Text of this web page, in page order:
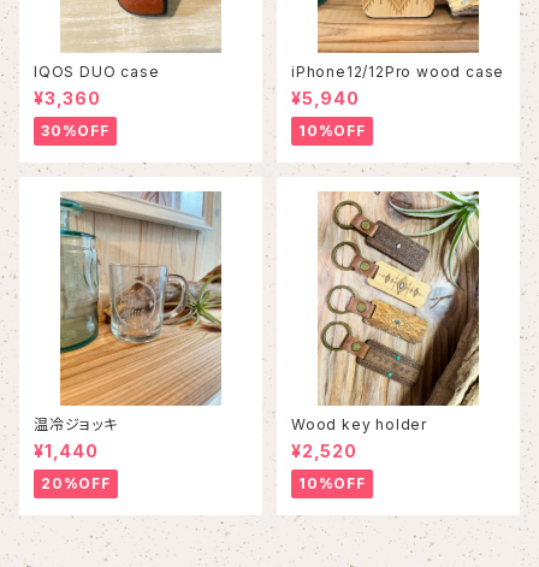
IQOS DUO case
¥3,360
30%OFF
iPhone12/12Pro wood case
¥5,940
10%OFF
温冷ジョッキ
¥1,440
20%OFF
Wood key holder
¥2,520
10%OFF